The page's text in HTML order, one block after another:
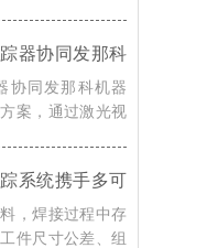
器协同发那科
接精准自动化
协同发那科机器
案，通过激光视
力。
系统携手多可
桶焊接智能化
，焊接过程中存
件尺寸公差、组